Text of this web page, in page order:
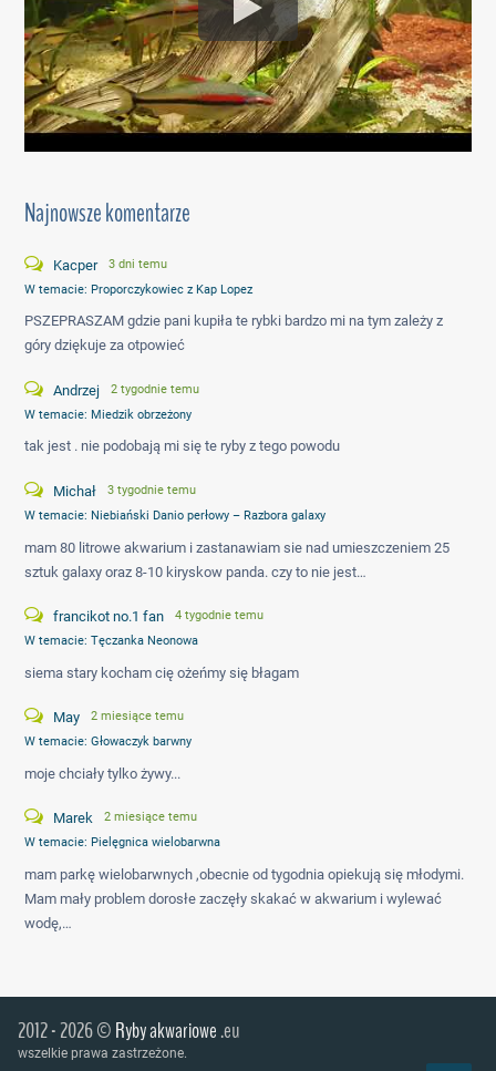
Najnowsze komentarze
Kacper
3 dni temu
W temacie: Proporczykowiec z Kap Lopez
PSZEPRASZAM gdzie pani kupiła te rybki bardzo mi na tym zależy z
góry dziękuje za otpowieć
Andrzej
2 tygodnie temu
W temacie: Miedzik obrzeżony
tak jest . nie podobają mi się te ryby z tego powodu
Michał
3 tygodnie temu
W temacie: Niebiański Danio perłowy – Razbora galaxy
mam 80 litrowe akwarium i zastanawiam sie nad umieszczeniem 25
sztuk galaxy oraz 8-10 kiryskow panda. czy to nie jest…
francikot no.1 fan
4 tygodnie temu
W temacie:Tęczanka Neonowa
siema stary kocham cię ożeńmy się błagam
May
2 miesiące temu
W temacie:Głowaczyk barwny
moje chciały tylko żywy...
Marek
2 miesiące temu
W temacie: Pielęgnica wielobarwna
mam parkę wielobarwnych ,obecnie od tygodnia opiekują się młodymi.
Mam mały problem dorosłe zaczęły skakać w akwarium i wylewać
wodę,…
2012 - 2026 ©Ryby akwariowe.eu
wszelkie prawa zastrzeżone.